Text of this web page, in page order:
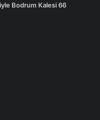
Bodrum Kalesi 66